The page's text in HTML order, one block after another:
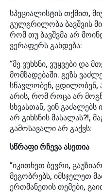
სპეციალისტის თქმით,
გულგრილობა ბავშვის
რომ თუ ბავშვმა არ
ვერაფერს გახდება:
“მე ვუხსნი, ვუყვები და
მომზადებაში. გეზს
სწავლობენ, ცდილობენ,
არის, რომ როცა არ
სხვასთან, ვინ
არ გიხსნის მასალას?!,
გამოსავალი არ გაქვს:
სწრაფი რჩევა ასეთია
“იკითხეთ ბევრი,
მეგობრებს, იმსჯელეთ
ერთმანეთის თემები,